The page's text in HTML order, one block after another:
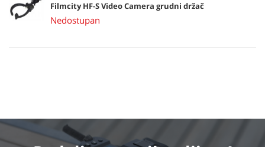
Filmcity HF-S Video Camera grudni držač
Nedostupan